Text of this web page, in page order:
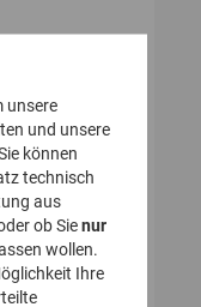
für
an
unsere
und unsere
können
technisch
aus
ob Sienur
wollen.
Ihre